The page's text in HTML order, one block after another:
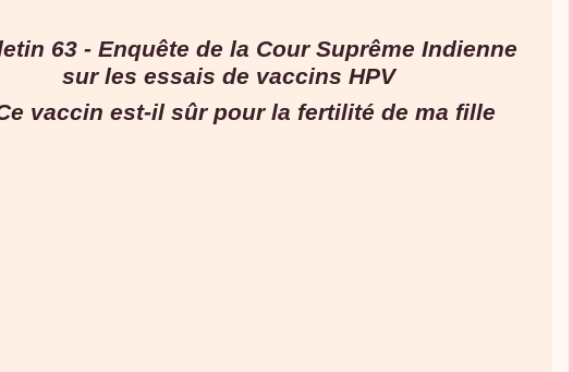
63 - Enquête de la Cour Suprême Indienne
sur les essais de vaccins HPV